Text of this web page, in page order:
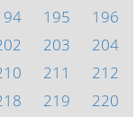
195
196
203
204
211
212
219
220